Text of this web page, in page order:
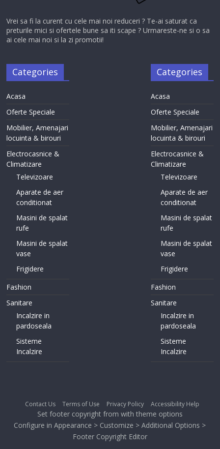
Vrei sa fi la curent cu cele mai noi reduceri ? Te-ai saturat ca
preturile mici si ofertele bune sa iti scape ? Urmareste-ne si o sa
ai cele mai noi si la zi promotii!
Categories
Acasa
Oferte Speciale
Mobilier, Amenajari
locuinta & birouri
Electrocasnice &
Climatizare
Televizoare
Aparate de aer
conditionat
Masini de spalat
rufe
Masini de spalat
vase
Frigidere
Fashion
Sanitare
Incalzire in
pardoseala
Sisteme
Incalzire
Categories
Acasa
Oferte Speciale
Mobilier, Amenajari
locuinta & birouri
Electrocasnice &
Climatizare
Televizoare
Aparate de aer
conditionat
Masini de spalat
rufe
Masini de spalat
vase
Frigidere
Fashion
Sanitare
Incalzire in
pardoseala
Sisteme
Incalzire
Contact Us Terms of Use Privacy Policy Accessibility Help
Set footer copyright from with theme options
Configure in Appearance > Customize > Additional Options >
Footer Copyright Editor